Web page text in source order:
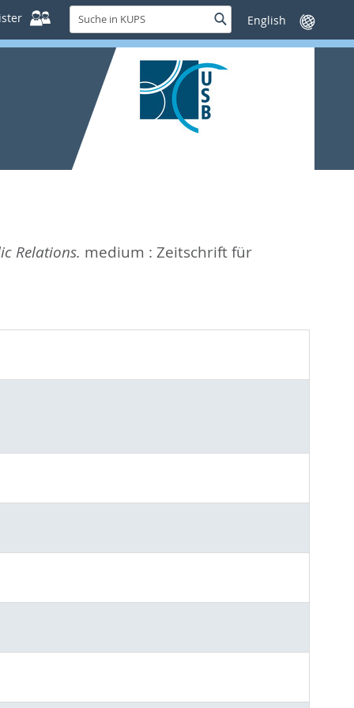
Suche
in
KUPS
SucheSprache
wechseln
Relations. medium : Zeitschrift für